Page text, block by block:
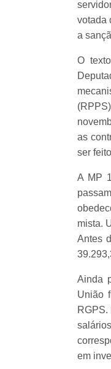
votada
a
O
as
ser
A MP
mista.
Antes
Ainda
União
em